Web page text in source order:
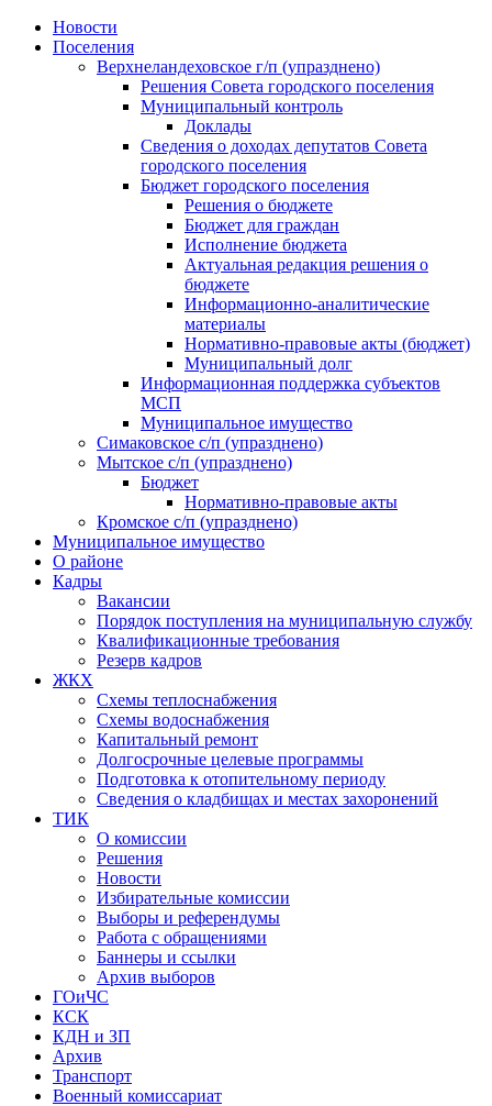
Skip
Новости
Поселения
Верхнеландеховское г/п (упразднено)
Решения Совета городского поселения
Муниципальный контроль
Доклады
Сведения о доходах депутатов Совета
городского поселения
Бюджет городского поселения
Решения о бюджете
Бюджет для граждан
Исполнение бюджета
Актуальная редакция решения о
бюджете
Информационно-аналитические
материалы
Нормативно-правовые акты (бюджет)
Муниципальный долг
Информационная поддержка субъектов
МСП
Муниципальное имущество
Симаковское с/п (упразднено)
Мытское с/п (упразднено)
Бюджет
Нормативно-правовые акты
Кромское с/п (упразднено)
Муниципальное имущество
О районе
Кадры
Вакансии
Порядок поступления на муниципальную службу
Квалификационные требования
Резерв кадров
ЖКХ
Схемы теплоснабжения
Схемы водоснабжения
Капитальный ремонт
Долгосрочные целевые программы
Подготовка к отопительному периоду
Сведения о кладбищах и местах захоронений
ТИК
О комиссии
Решения
Новости
Избирательные комиссии
Выборы и референдумы
Работа с обращениями
Баннеры и ссылки
Архив выборов
ГОиЧС
КСК
КДН и ЗП
Архив
Транспорт
Военный комиссариат